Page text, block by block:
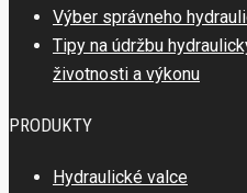
Výber správneho
Tipy na údržbu
životnosti a výkonu
PRODUKTY
Hydraulické valce